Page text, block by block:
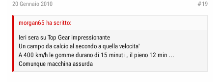
20 Gennaio 2010 #19
morgan65 ha scritto:
Ieri sera su Top Gear impressionante
Un campo da calcio al secondo a quella velocita'
A 400 km/h le gomme durano di 15 minuti , il pieno 12 min ...
Comunque macchina assurda